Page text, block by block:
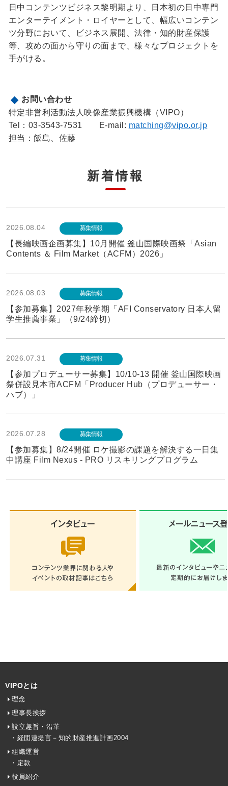
日中コンテンツビジネス黎明期より、日本初の日中専門
エンターテイメント・ロイヤーとして、幅広いコンテン
ツ分野において、ビジネス展開、法律・知的財産保護
等、攻めの面から守りの面まで、様々なプロジェクトを
手がける。
お問い合わせ
特定非営利活動法人映像産業振興機構（VIPO）
Tel：03-3543-7531 E-mail: matching@vipo.or.jp
担当：飯島、佐藤
新着情報
2026.08.04 募集情報
【長編映画企画募集】10月開催 釜山国際映画祭「Asian
Contents ＆ Film Market（ACFM）2026」
2026.08.03 募集情報
【参加募集】2027年秋学期「AFI Conservatory 日本人留
学生推薦事業」（9/24締切）
2026.07.31 募集情報
【参加プロデューサー募集】10/10-13 開催 釜山国際映画
祭併設見本市ACFM「Producer Hub（プロデューサー・
ハブ）」
2026.07.28 募集情報
【参加募集】8/24開催 ロケ撮影の課題を解決する一日集
中講座 Film Nexus - PRO リスキリングプログラム
VIPOとは
理念
理事長挨拶
設立趣旨・沿革
・経団連提言－知的財産推進計画2004
組織運営
・定款
役員紹介